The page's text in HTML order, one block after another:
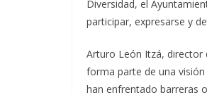
Diversidad, el
participar, expresarse y
Arturo León Itzá, director
forma parte de una
han enfrentado barreras